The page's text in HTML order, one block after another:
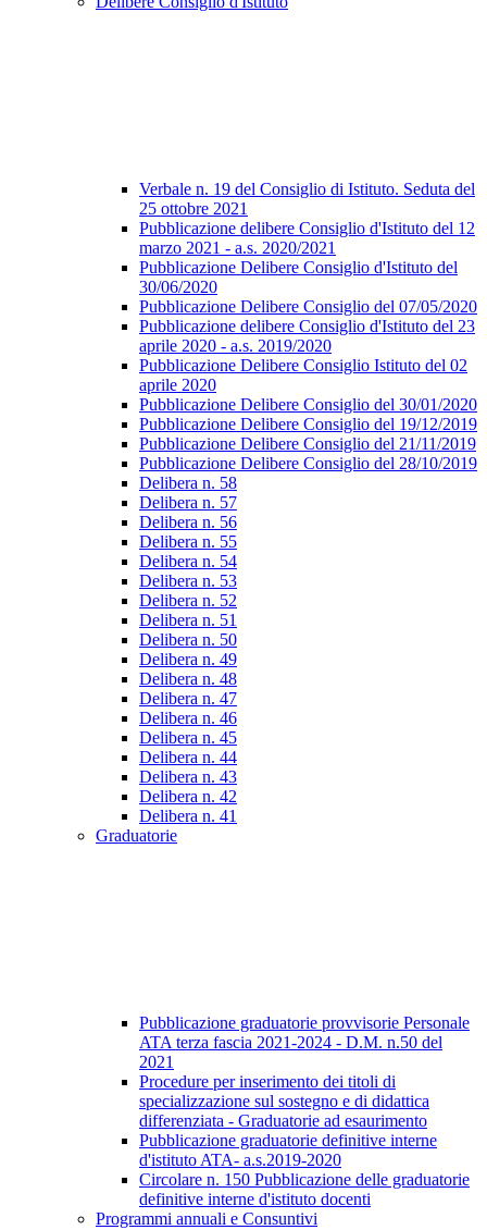
Verbale n. 19 del Consiglio di Istituto. Seduta del
25 ottobre 2021
Pubblicazione delibere Consiglio d'Istituto del 12
marzo 2021 - a.s. 2020/2021
Pubblicazione Delibere Consiglio d'Istituto del
30/06/2020
Pubblicazione Delibere Consiglio del 07/05/2020
Pubblicazione delibere Consiglio d'Istituto del 23
aprile 2020 - a.s. 2019/2020
Pubblicazione Delibere Consiglio Istituto del 02
aprile 2020
Pubblicazione Delibere Consiglio del 30/01/2020
Pubblicazione Delibere Consiglio del 19/12/2019
Pubblicazione Delibere Consiglio del 21/11/2019
Pubblicazione Delibere Consiglio del 28/10/2019
Delibera n. 58
Delibera n. 57
Delibera n. 56
Delibera n. 55
Delibera n. 54
Delibera n. 53
Delibera n. 52
Delibera n. 51
Delibera n. 50
Delibera n. 49
Delibera n. 48
Delibera n. 47
Delibera n. 46
Delibera n. 45
Delibera n. 44
Delibera n. 43
Delibera n. 42
Delibera n. 41
Graduatorie
Pubblicazione graduatorie provvisorie Personale
ATA terza fascia 2021-2024 - D.M. n.50 del
2021
Procedure per inserimento dei titoli di
specializzazione sul sostegno e di didattica
differenziata - Graduatorie ad esaurimento
Pubblicazione graduatorie definitive interne
d'istituto ATA- a.s.2019-2020
Circolare n. 150 Pubblicazione delle graduatorie
definitive interne d'istituto docenti
Programmi annuali e Consuntivi